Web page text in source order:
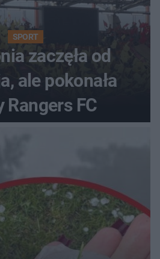
SPORT
zaczęła od
ale pokonała
Rangers FC